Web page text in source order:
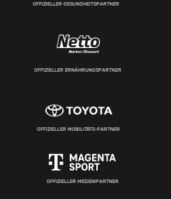
OFFIZIELLER GESUNDHEITSPARTNER
OFFIZIELLER ERNÄHRUNGSPARTNER
OFFIZIELLER MOBILITÄTS-PARTNER
OFFIZIELLER MEDIENPARTNER